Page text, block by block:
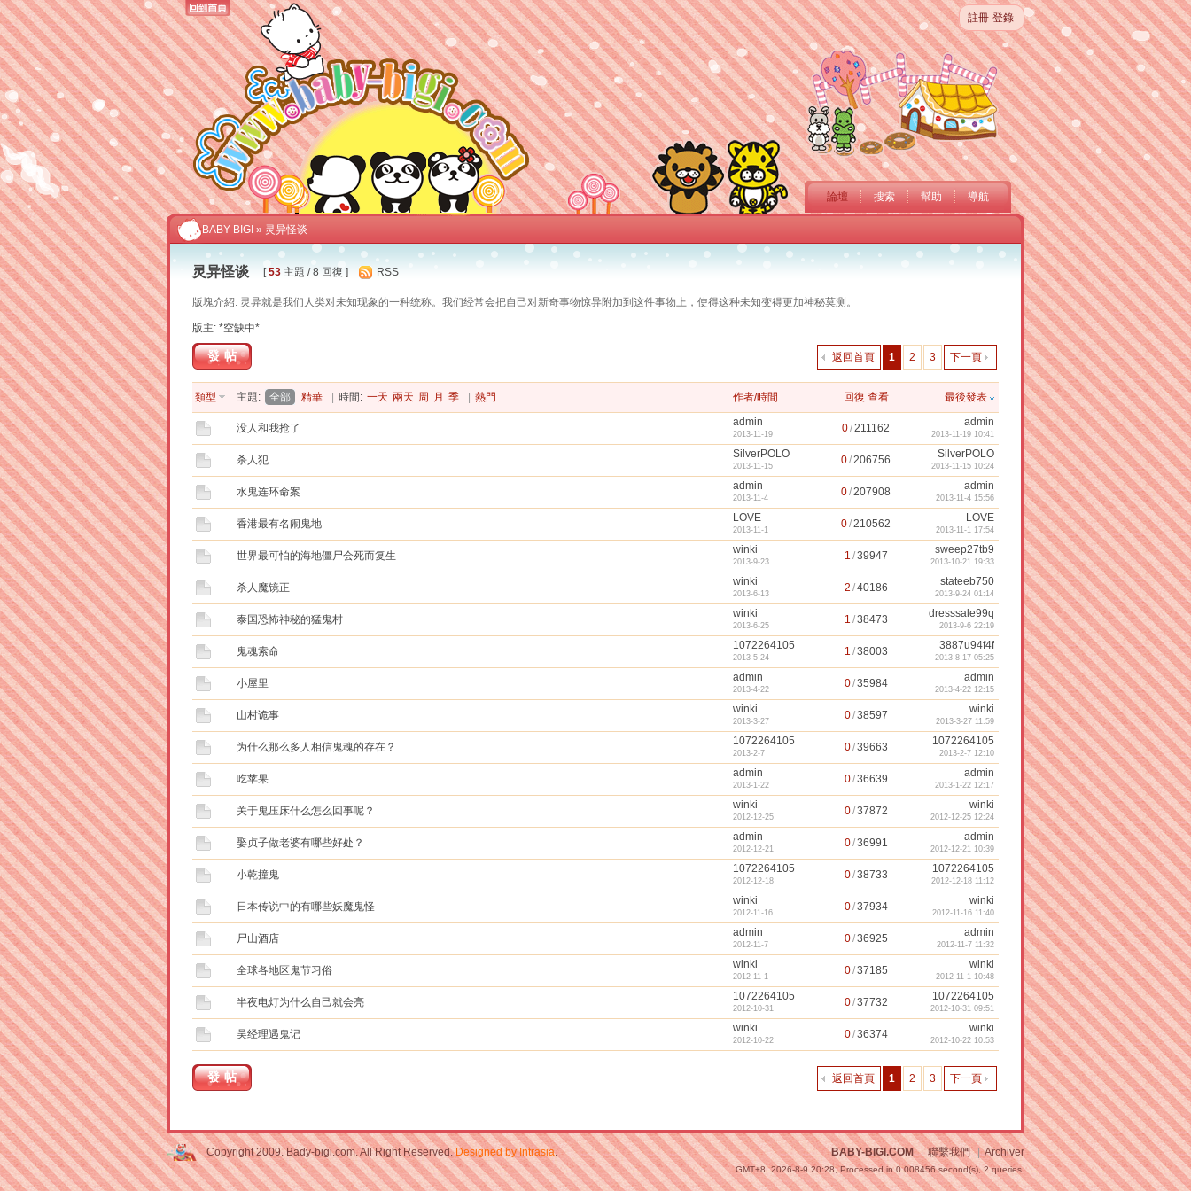
註冊 登錄
論壇 搜索 幫助 導航
BABY-BIGI » 灵异怪谈
灵异怪谈 [53 主題 / 8 回復 ] RSS
版塊介紹: 灵异就是我们人类对未知现象的一种统称。我们经常会把自己对新奇事物惊异附加到这件事物上，使得这种未知变得更加神秘莫测。
版主: *空缺中*
1 2 3 下一頁
返回首頁
發帖
類型 主題: 全部 精華 時間: 一天 兩天 周 月 季 熱門 作者/時間 回復 查看 最後發表
没人和我抢了 admin
2013-11-19
0/211162 admin
2013-11-19 10:41
杀人犯 SilverPOLO
2013-11-15
0/206756 SilverPOLO
2013-11-15 10:24
水鬼连环命案 admin
2013-11-4
0/207908 admin
2013-11-4 15:56
香港最有名闹鬼地 LOVE
2013-11-1
0/210562 LOVE
2013-11-1 17:54
世界最可怕的海地僵尸会死而复生 winki
2013-9-23
1 /39947 sweep27tb9
2013-10-21 19:33
杀人魔镜正 winki
2013-6-13
2 /40186 stateeb750
2013-9-24 01:14
泰国恐怖神秘的猛鬼村 winki
2013-6-25
1 /38473 dresssale99q
2013-9-6 22:19
鬼魂索命 1072264105
2013-5-24
1 /38003 3887u94f4f
2013-8-17 05:25
小屋里 admin
2013-4-22
0/35984 admin
2013-4-22 12:15
山村诡事 winki
2013-3-27
0/38597 winki
2013-3-27 11:59
为什么那么多人相信鬼魂的存在？ 1072264105
2013-2-7
0/39663 1072264105
2013-2-7 12:10
吃苹果 admin
2013-1-22
0/36639 admin
2013-1-22 12:17
关于鬼压床什么怎么回事呢？ winki
2012-12-25
0/37872 winki
2012-12-25 12:24
娶贞子做老婆有哪些好处？ admin
2012-12-21
0/36991 admin
2012-12-21 10:39
小乾撞鬼 1072264105
2012-12-18
0/38733 1072264105
2012-12-18 11:12
日本传说中的有哪些妖魔鬼怪 winki
2012-11-16
0/37934 winki
2012-11-16 11:40
尸山酒店 admin
2012-11-7
0/36925 admin
2012-11-7 11:32
全球各地区鬼节习俗 winki
2012-11-1
0/37185 winki
2012-11-1 10:48
半夜电灯为什么自己就会亮 1072264105
2012-10-31
0/37732 1072264105
2012-10-31 09:51
吴经理遇鬼记 winki
2012-10-22
0/36374 winki
2012-10-22 10:53
1 2 3 下一頁
返回首頁
發帖
BABY-BIGI.COM | 聯繫我們 Archiver
GMT+8, 2026-8-9 20:28,Processed in 0.008456 second(s), 2 queries.
Copyright 2009. Bady-bigi.com. All Right Reserved.Designed by Intrasia.